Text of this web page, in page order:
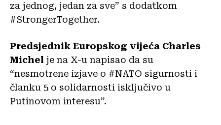
za jednog, jedan za sve” s dodatkom
#StrongerTogether.
Predsjednik Europskog vijeća Charles
Michel je na X-u napisao da su
“nesmotrene izjave o #NATO sigurnosti i
članku 5 o solidarnosti isključivo u
Putinovom interesu”.